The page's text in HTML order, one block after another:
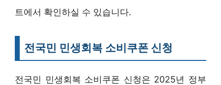
트에서 확인하실 수 있습니다.
전국민 민생회복 소비쿠폰 신청
전국민 민생회복 소비쿠폰 신청은 2025년 정부